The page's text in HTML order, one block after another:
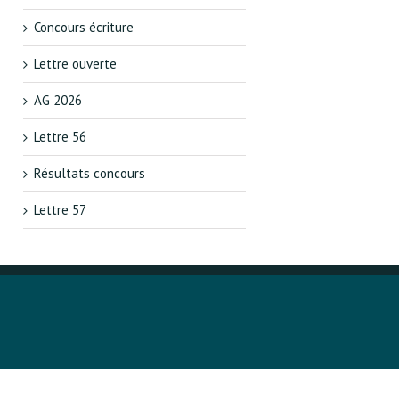
Concours écriture
Lettre ouverte
AG 2026
Lettre 56
Résultats concours
Lettre 57